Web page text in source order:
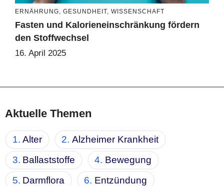
ERNÄHRUNG, GESUNDHEIT, WISSENSCHAFT
Fasten und Kalorieneinschränkung fördern
den Stoffwechsel
16. April 2025
Aktuelle Themen
Alter
Alzheimer Krankheit
Ballaststoffe
Bewegung
Darmflora
Entzündung